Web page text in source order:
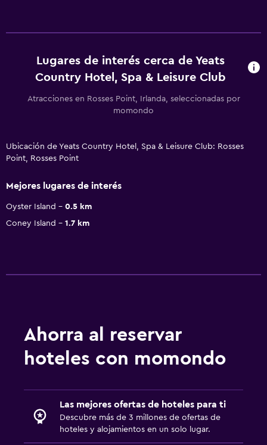
Lugares de interés cerca de Yeats
Country Hotel, Spa & Leisure Club
Atracciones en Rosses Point, Irlanda, seleccionadas por
momondo
Ubicación de Yeats Country Hotel, Spa & Leisure Club: Rosses
Point, Rosses Point
Mejores lugares de interés
Oyster Island
0.5 km
Coney Island
1.7 km
Ahorra al reservar
hoteles con momondo
Las mejores ofertas de hoteles para ti
Descubre más de 3 millones de ofertas de
hoteles y alojamientos en un solo lugar.